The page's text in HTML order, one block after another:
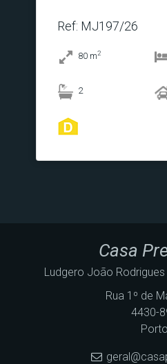
Ref: MJ197/26
80 m2
2
Casa
Ludgero João Rodrigues
Rua 1º de
4430-
Porto